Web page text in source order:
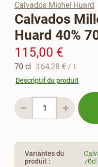
Calvados Michel Huard
Calvados
Huard 40%
115,00 €
70 cl 164,28 € / L
Descriptif du produit
Variantes du
produit :
70cl